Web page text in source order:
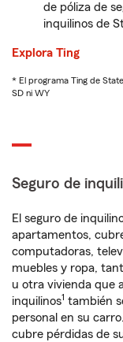
de póliza de
inquilinos de
Explora Ting
* El programa Ting de
SD ni WY
Seguro de
El seguro de
apartamentos,
computadoras,
muebles y ropa,
u otra vivienda que
inquilinos1 también
personal en su
cubre pérdidas de